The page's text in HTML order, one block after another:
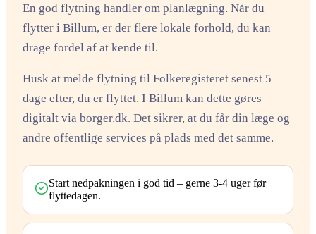
En god flytning handler om planlægning. Når du
flytter i Billum, er der flere lokale forhold, du kan
drage fordel af at kende til.
Husk at melde flytning til Folkeregisteret senest 5
dage efter, du er flyttet. I Billum kan dette gøres
digitalt via borger.dk. Det sikrer, at du får din læge og
andre offentlige services på plads med det samme.
Start nedpakningen i god tid – gerne 3-4 uger før
flyttedagen.